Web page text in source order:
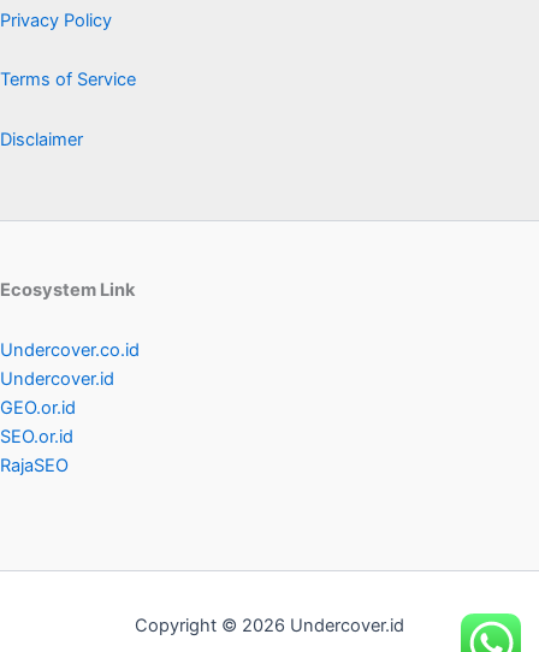
Privacy Policy
Terms of Service
Disclaimer
Ecosystem Link
Undercover.co.id
Undercover.id
GEO.or.id
SEO.or.id
RajaSEO
Copyright © 2026 Undercover.id